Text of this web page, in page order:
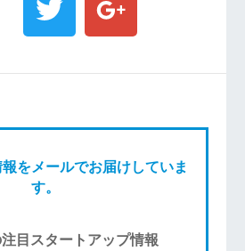
をメールでお届けしていま
す。
目スタートアップ情報